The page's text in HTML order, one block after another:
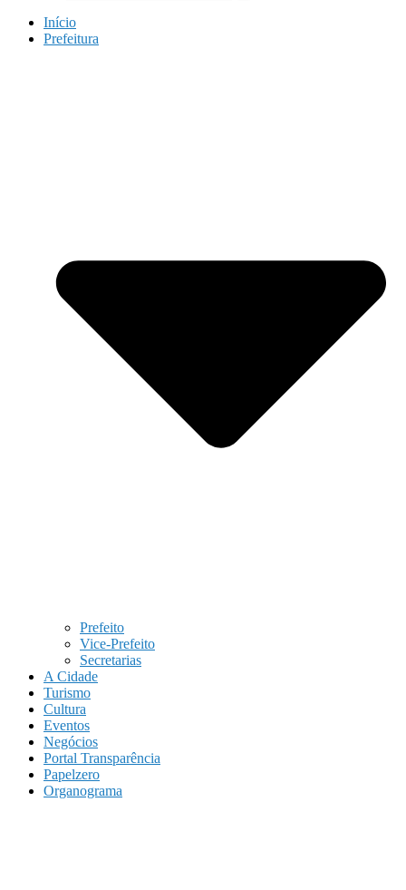
Início
Prefeitura
Prefeito
Vice-Prefeito
Secretarias
A Cidade
Turismo
Cultura
Eventos
Negócios
Portal Transparência
Papelzero
Organograma